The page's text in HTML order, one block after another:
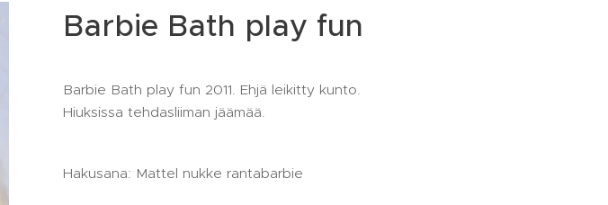
Barbie Bath play fun
Barbie Bath play fun 2011. Ehjä leikitty kunto.
Hiuksissa tehdasliiman jäämää.
Hakusana: Mattel nukke rantabarbie